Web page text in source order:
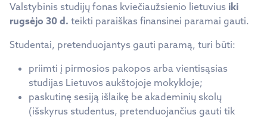
Valstybinis studijų fonas kviečiaužsienio lietuvius iki
rugsėjo 30 d. teikti paraiškas finansinei paramai gauti.
Studentai, pretenduojantys gauti paramą, turi būti:
priimti į pirmosios pakopos arba vientisąsias
studijas Lietuvos aukštojoje mokykloje;
paskutinę sesiją išlaikę be akademinių skolų
(išskyrus studentus, pretenduojančius gauti tik